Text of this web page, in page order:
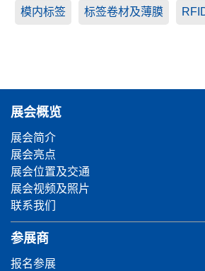
模内标签 标签卷材及薄膜
展会概览
展会简介
展会亮点
展会位置及交通
展会视频及照片
联系我们
参展商
报名参展